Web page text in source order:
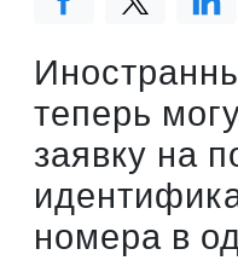
теперь
заявку на
номера в